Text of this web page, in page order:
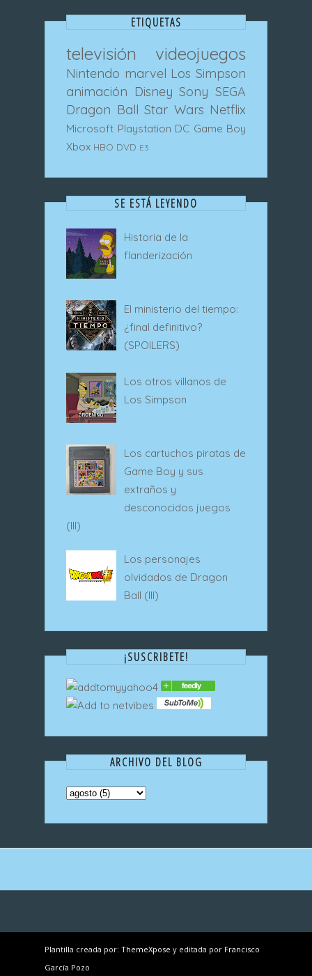
ETIQUETAS
televisión videojuegos
Nintendo marvel Los Simpson
animación Disney Sony SEGA
Dragon Ball Star Wars Netflix
Microsoft Playstation DC Game Boy
Xbox HBO DVD E3
SE ESTÁ LEYENDO
Historia de la
flanderización
El ministerio del tiempo:
¿final definitivo?
(SPOILERS)
Los otros villanos de
Los Simpson
Los cartuchos piratas de
Game Boy y sus
extraños y
desconocidos juegos
(III)
Los personajes
olvidados de Dragon
Ball (III)
¡SUSCRIBETE!
ARCHIVO DEL BLOG
Plantilla creada por: ThemeXpose y editada por Francisco
García Pozo